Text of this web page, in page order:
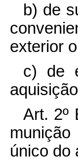
b) de
exterior
c) de
Art. 2º
único do